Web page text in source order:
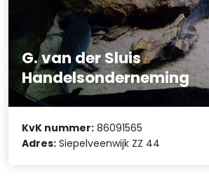
G. van der Sluis
Handelsonderneming
KvK nummer: 86091565
Adres: Siepelveenwijk ZZ 44